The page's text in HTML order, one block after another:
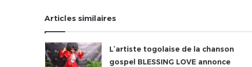
Articles similaires
L’artiste togolaise de la chanson
gospel BLESSING LOVE annonce